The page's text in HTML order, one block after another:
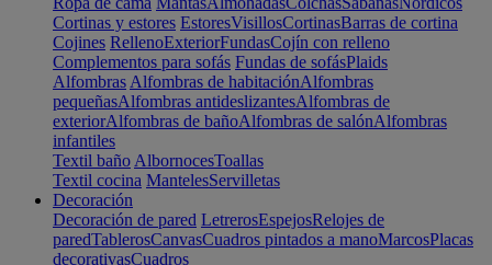
Cortinas y estores EstoresVisillosCortinasBarras de cortina
Cojines RellenoExteriorFundasCojín con relleno
Complementos para sofás Fundas de sofásPlaids
Alfombras Alfombras de habitaciónAlfombras
pequeñasAlfombras antideslizantesAlfombras de
exteriorAlfombras de bañoAlfombras de salónAlfombras
infantiles
Textil baño AlbornocesToallas
Textil cocina MantelesServilletas
Decoración
Decoración de pared LetrerosEspejosRelojes de
paredTablerosCanvasCuadros pintados a manoMarcosPlacas
decorativasCuadros